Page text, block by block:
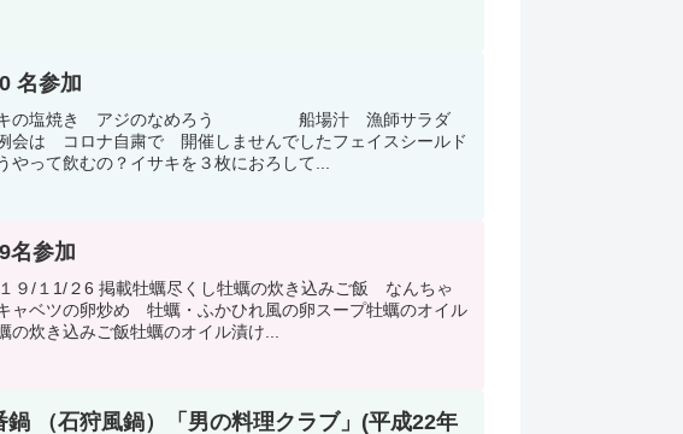
名参加
サキの塩焼き アジのなめろう 船場汁 漁師サラダ
は コロナ自粛で 開催しませんでしたフェイスシールド
って飲むの？イサキを３枚におろして...
参加
９/１1/２6 掲載牡蠣尽くし牡蠣の炊き込みご飯 なんちゃ
ャベツの卵炒め 牡蠣・ふかひれ風の卵スープ牡蠣のオイル
の炊き込みご飯牡蠣のオイル漬け...
（石狩風鍋）「男の料理クラブ」(平成22年